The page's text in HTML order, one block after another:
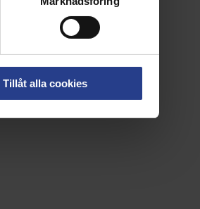
Tillåt alla cookies